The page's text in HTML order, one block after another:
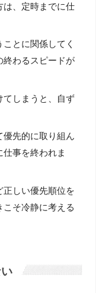
は、定時までに仕
とに関係してく
終わるスピードが
てしまうと、自ず
優先的に取り組ん
事を終われま
正しい優先順位を
そ冷静に考える